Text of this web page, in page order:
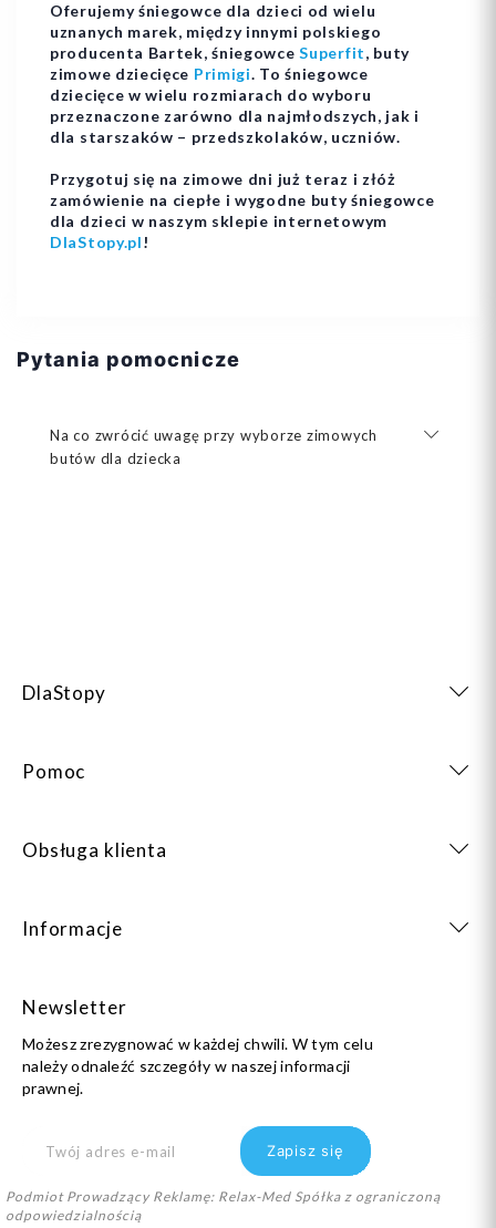
Oferujemy śniegowce dla dzieci od wielu
uznanych marek, między innymi polskiego
producenta Bartek, śniegowceSuperfit, buty
zimowe dziecięce Primigi. To śniegowce
dziecięce w wielu rozmiarach do wyboru
przeznaczone zarówno dla najmłodszych, jak i
dla starszaków – przedszkolaków, uczniów.
Przygotuj się na zimowe dni już teraz i złóż
zamówienie na ciepłe i wygodne buty śniegowce
dla dzieci w naszym sklepie internetowym
DlaStopy.pl!
Pytania pomocnicze
Na co zwrócić uwagę przy wyborze zimowych
butów dla dziecka
DlaStopy
Pomoc
Obsługa klienta
Informacje
Newsletter
Możesz zrezygnować w każdej chwili. W tym celu
należy odnaleźć szczegóły w naszej informacji
prawnej.
Podmiot Prowadzący Reklamę: Relax-Med Spółka z ograniczoną
odpowiedzialnością